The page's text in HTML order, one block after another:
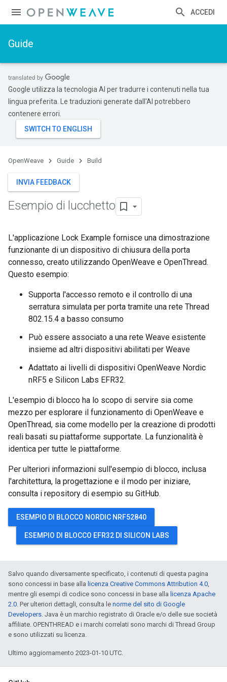
ACCEDI
Guide
Google utilizza la tecnologia AI per tradurre i contenuti nella tua
lingua preferita. Le traduzioni generate dall'AI potrebbero
contenere errori.
OpenWeave Guide Build
INVIA FEEDBACK
Esempio di lucchetto
L'applicazione Lock Example fornisce una dimostrazione
funzionante di un dispositivo di chiusura della porta
connesso, creato utilizzando OpenWeave e OpenThread.
Questo esempio:
Supporta l'accesso remoto e il controllo di una
serratura simulata per porta tramite una rete Thread
802.15.4 a basso consumo
Può essere associato a una rete Weave esistente
insieme ad altri dispositivi abilitati per Weave
Adattato ai livelli di dispositivi OpenWeave Nordic
nRF5 e Silicon Labs EFR32.
L'esempio di blocco ha lo scopo di servire sia come
mezzo per esplorare il funzionamento di OpenWeave e
OpenThread, sia come modello per la creazione di prodotti
reali basati su piattaforme supportate. La funzionalità è
identica per tutte le piattaforme.
Per ulteriori informazioni sull'esempio di blocco, inclusa
l'architettura, la progettazione e il modo per iniziare,
consulta i repository di esempio su GitHub.
ESEMPIO DI BLOCCO NORDIC NRF52840
ESEMPIO DI BLOCCO EFR32 DI SILICON LABS
Salvo quando diversamente specificato, i contenuti di questa pagina
sono concessi in base alla licenza Creative Commons Attribution 4.0,
mentre gli esempi di codice sono concessi in base alla licenza Apache
2.0. Per ulteriori dettagli, consulta le norme del sito di Google
Developers. Java è un marchio registrato di Oracle e/o delle sue società
affiliate. OPENTHREAD e i marchi correlati sono marchi di Thread Group
e sono utilizzati su licenza.
Ultimo aggiornamento 2023-01-10 UTC.